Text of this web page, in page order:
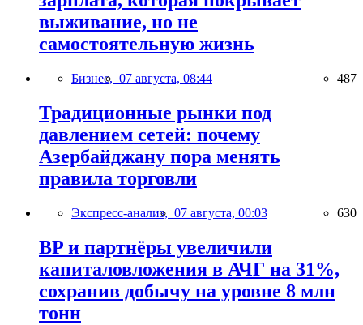
выживание, но не
самостоятельную жизнь
Бизнес, 07 августа, 08:44 487
Традиционные рынки под
давлением сетей: почему
Азербайджану пора менять
правила торговли
Экспресс-анализ, 07 августа, 00:03 630
BP и партнёры увеличили
капиталовложения в АЧГ на 31%,
сохранив добычу на уровне 8 млн
тонн